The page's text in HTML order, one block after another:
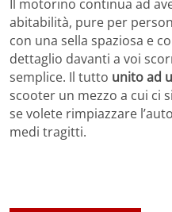
Il motorino continua ad
abitabilità, pure per
con una sella spaziosa e
dettaglio davanti a voi
semplice. Il tutto unito ad
scooter un mezzo a cui ci
se volete rimpiazzare
medi tragitti.